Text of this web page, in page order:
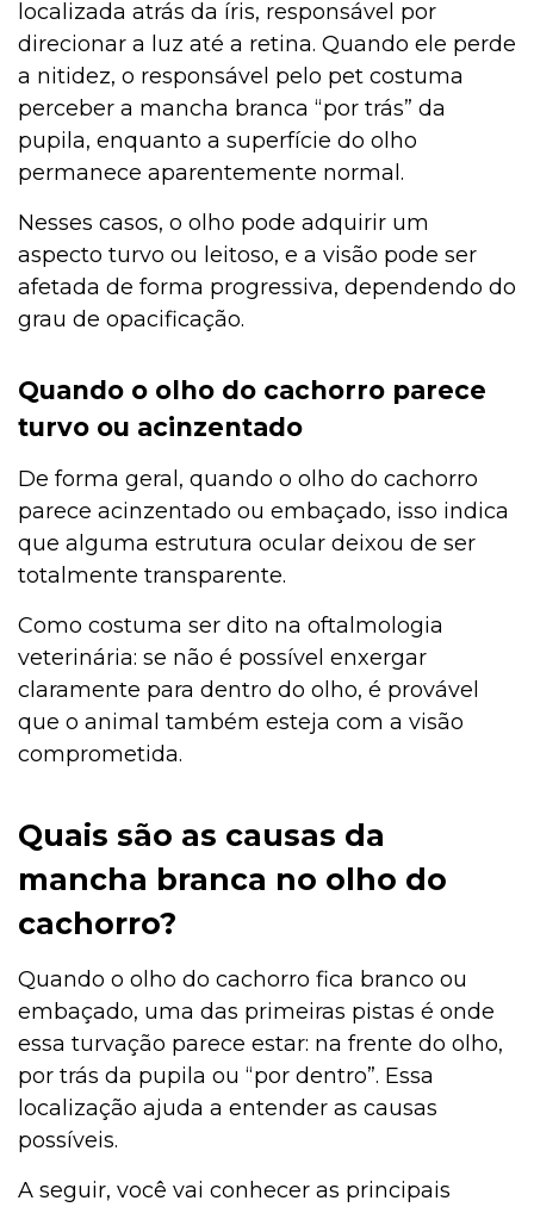
localizada atrás da íris, responsável por
direcionar a luz até a retina. Quando ele perde
a nitidez, o responsável pelo pet costuma
perceber a mancha branca “por trás” da
pupila, enquanto a superfície do olho
permanece aparentemente normal.
Nesses casos, o olho pode adquirir um
aspecto turvo ou leitoso, e a visão pode ser
afetada de forma progressiva, dependendo do
grau de opacificação.
Quando o olho do cachorro parece
turvo ou acinzentado
De forma geral, quando o olho do cachorro
parece acinzentado ou embaçado, isso indica
que alguma estrutura ocular deixou de ser
totalmente transparente.
Como costuma ser dito na oftalmologia
veterinária: se não é possível enxergar
claramente para dentro do olho, é provável
que o animal também esteja com a visão
comprometida.
Quais são as causas da
mancha branca no olho do
cachorro?
Quando o olho do cachorro fica branco ou
embaçado, uma das primeiras pistas é onde
essa turvação parece estar: na frente do olho,
por trás da pupila ou “por dentro”. Essa
localização ajuda a entender as causas
possíveis.
A seguir, você vai conhecer as principais